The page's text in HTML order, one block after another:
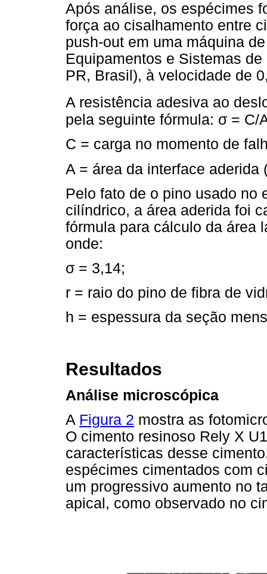
Após análise, os espécimes
força ao cisalhamento entre
push-out em uma máquina
Equipamentos e Sistemas
PR, Brasil), à velocidade de
A resistência adesiva ao
pela seguinte fórmula: σ = C/
C = carga no momento de
A = área da interface aderida
Pelo fato de o pino usado no
cilíndrico, a área aderida foi
fórmula para cálculo da área
onde:
σ = 3,14;
r = raio do pino de fibra de
h = espessura da seção
Resultados
Análise microscópica
A Figura 2 mostra as
O cimento resinoso Rely X
características desse
espécimes cimentados com
um progressivo aumento no
apical, como observado no